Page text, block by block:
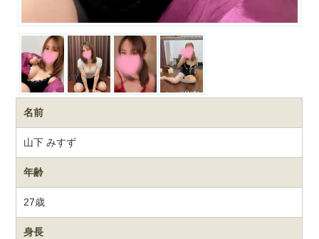
名前
山下 みすず
年齢
27歳
身長